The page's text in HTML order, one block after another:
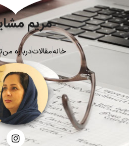
مریم
خانهمقالاتدرباره من